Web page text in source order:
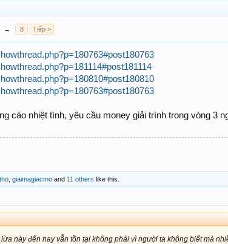
→ 8 Tiếp >
cáo nhiệt tình, yêu cầu money giải trình trong vòng 3
giaimagiacmo and 11 others like this.
này đến nay vẫn tồn tại không phải vì người ta không biết mà